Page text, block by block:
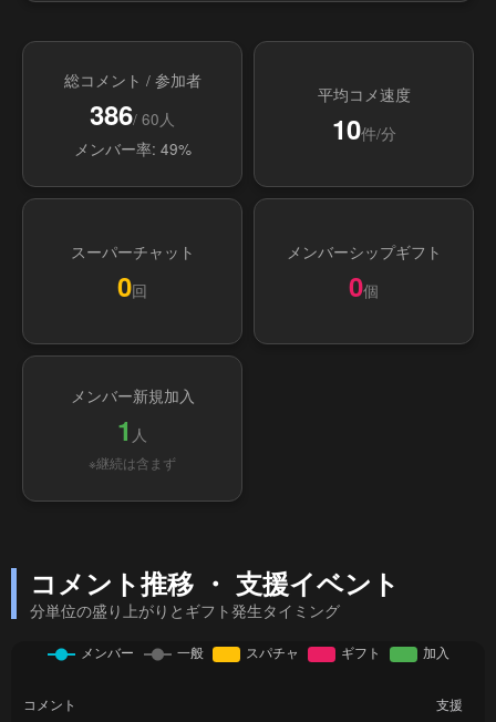
総コメント / 参加者
386/ 60人
メンバー率: 49%
平均コメ速度
10件/分
スーパーチャット
0回
メンバーシップギフト
0個
メンバー新規加入
1 人
※継続は含まず
コメント推移 ・ 支援イベント
分単位の盛り上がりとギフト発生タイミング